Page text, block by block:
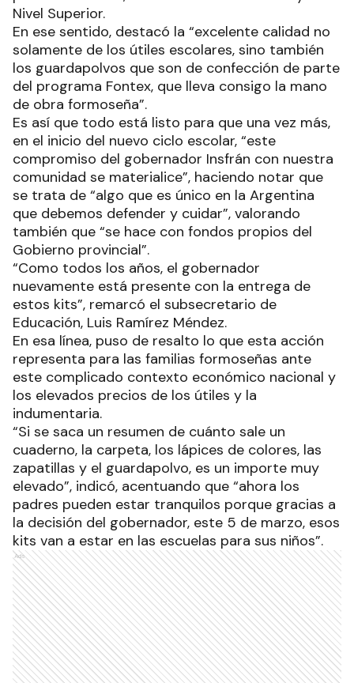
Nivel Superior.
En ese sentido, destacó la “excelente calidad no
solamente de los útiles escolares, sino también
los guardapolvos que son de confección de parte
del programa Fontex, que lleva consigo la mano
de obra formoseña”.
Es así que todo está listo para que una vez más,
en el inicio del nuevo ciclo escolar, “este
compromiso del gobernador Insfrán con nuestra
comunidad se materialice”, haciendo notar que
se trata de “algo que es único en la Argentina
que debemos defender y cuidar”, valorando
también que “se hace con fondos propios del
Gobierno provincial”.
“Como todos los años, el gobernador
nuevamente está presente con la entrega de
estos kits”, remarcó el subsecretario de
Educación, Luis Ramírez Méndez.
En esa línea, puso de resalto lo que esta acción
representa para las familias formoseñas ante
este complicado contexto económico nacional y
los elevados precios de los útiles y la
indumentaria.
“Si se saca un resumen de cuánto sale un
cuaderno, la carpeta, los lápices de colores, las
zapatillas y el guardapolvo, es un importe muy
elevado”, indicó, acentuando que “ahora los
padres pueden estar tranquilos porque gracias a
la decisión del gobernador, este 5 de marzo, esos
kits van a estar en las escuelas para sus niños”.
Ads